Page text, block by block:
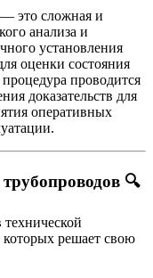
— это сложная и
анализа и
установления
оценки состояния
проводится
доказательств для
оперативных
🔍
решает свою